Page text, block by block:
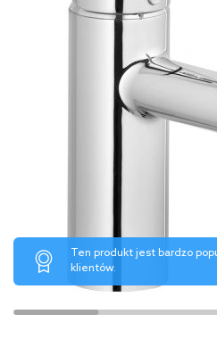
Ten produkt jest bardzo
klientów.